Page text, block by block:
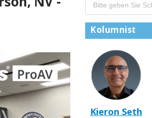
Kolumnist
Kieron Seth